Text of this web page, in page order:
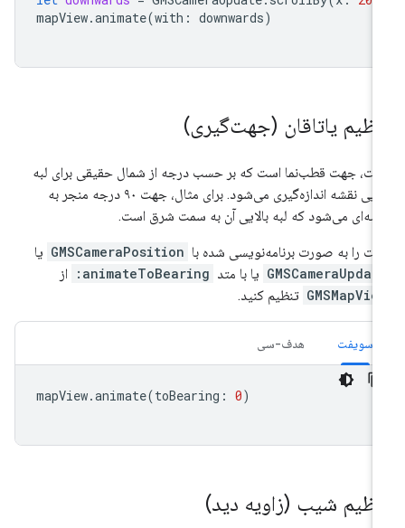
mapView.animate(with: downwards
یاتاقان (جهت‌گیری)
جهت قطب‌نما است که بر حسب درجه از شمال حقیقی برای لبه
بالایی نقشه اندازه‌گیری می‌شود. برای مثال، جهت ۹۰ درجه منجر به
می‌شود که لبه بالایی آن به سمت شرق است.
را به صورت برنامه‌نویسی شده با GMSCameraPosition یا
یا با متد animateToBearing:
از
تنظیم کنید.
سویفت هدف-سی
mapView.animate(toBearing:
شیب (زاویه دید)